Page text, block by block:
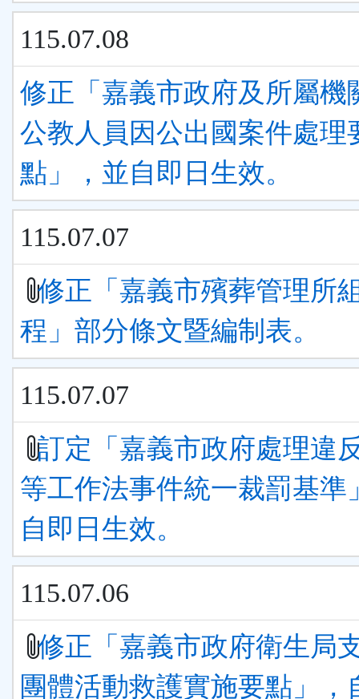
115.07.08
修正「嘉義市政府及所屬機
公教人員因公出國案件處理
點」，並自即日生效。
115.07.07
修正「嘉義市殯葬管理所
程」部分條文暨編制表。
115.07.07
訂定「嘉義市政府處理違
等工作法事件統一裁罰基準
自即日生效。
115.07.06
修正「嘉義市政府衛生局
團體活動救護實施要點」，